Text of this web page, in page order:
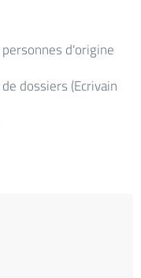
d'origine
dossiers (Ecrivain